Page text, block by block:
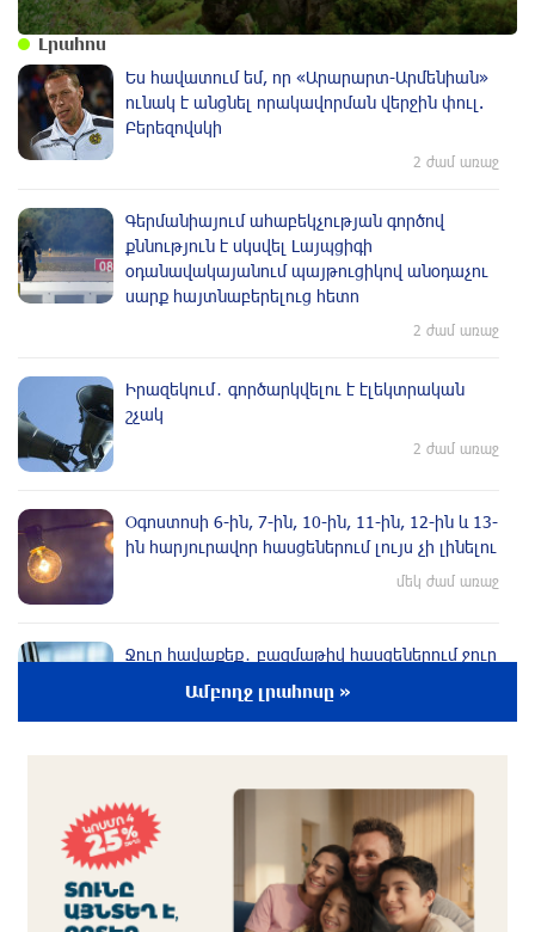
Լրահոս
Ես հավատում եմ, որ «Արարարտ-Արմենիան»
ունակ է անցնել որակավորման վերջին փուլ.
Բերեզովսկի
2 ժամ առաջ
Գերմանիայում ահաբեկչության գործով
քննություն է սկսվել Լայպցիգի
օդանավակայանում պայթուցիկով անօդաչու
սարք հայտնաբերելուց հետո
2 ժամ առաջ
Իրազեկում․ գործարկվելու է էլեկտրական
շչակ
2 ժամ առաջ
Օգոստոսի 6-ին, 7-ին, 10-ին, 11-ին, 12-ին և 13-
ին հարյուրավոր հասցեներում լույս չի լինելու
մեկ ժամ առաջ
Ջուր հավաքեք․ բազմաթիվ հասցեներում ջուր
Եվրոպայի մայրաքաղաքները գրանցում են
շոգի նոր ռեկորդներ
30 րոպե առաջ
Զովունի-Եղվարդ ճանապարհին բախվել են
Ամբողջ լրահոսը »